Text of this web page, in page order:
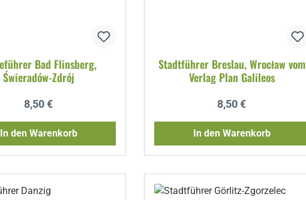
Bad Flinsberg,
Świeradów-Zdrój
Regulärer Preis:
8,50 €
In den Warenkorb
Stadtführer Breslau, Wrocław vom
Verlag Plan Galileos
Regulärer Preis:
8,50 €
In den Warenkorb